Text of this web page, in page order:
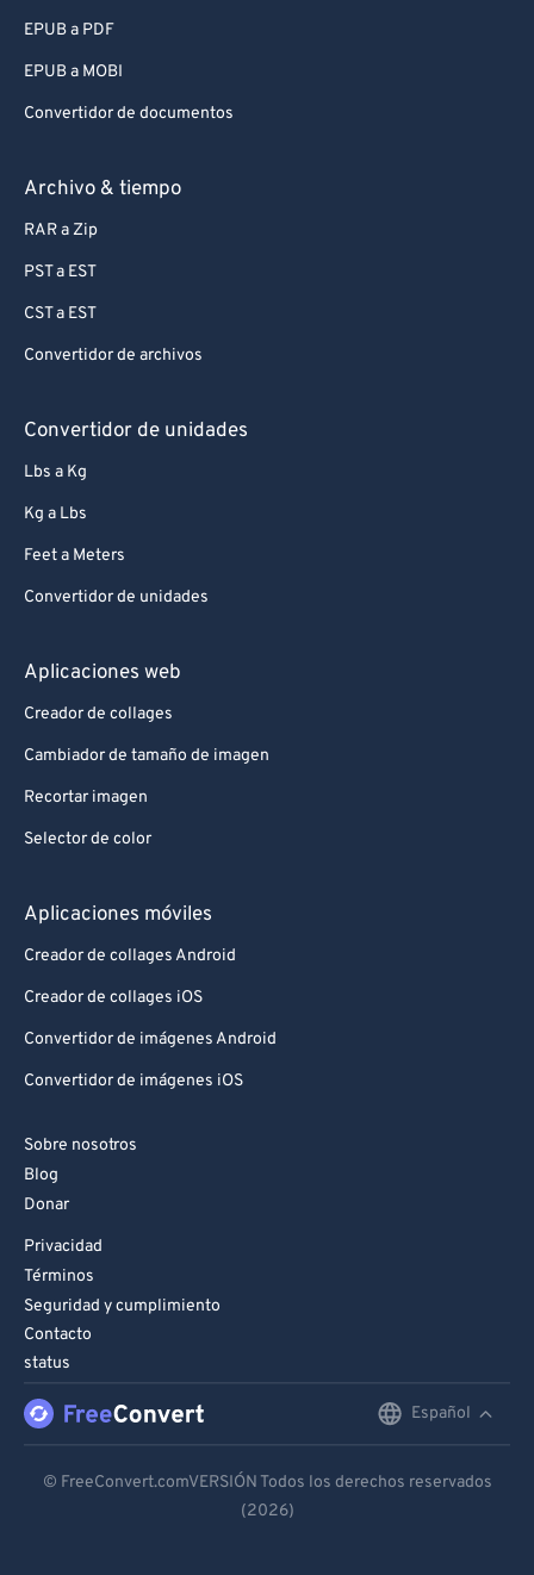
EPUB a PDF
EPUB a MOBI
Convertidor de documentos
Archivo & tiempo
RAR a Zip
PST a EST
CST a EST
Convertidor de archivos
Convertidor de unidades
Lbs a Kg
Kg a Lbs
Feet a Meters
Convertidor de unidades
Aplicaciones web
Creador de collages
Cambiador de tamaño de imagen
Recortar imagen
Selector de color
Aplicaciones móviles
Creador de collages Android
Creador de collages iOS
Convertidor de imágenes Android
Convertidor de imágenes iOS
Sobre nosotros
Blog
Donar
Privacidad
Términos
Seguridad y cumplimiento
Contacto
status
Español
Español
© FreeConvert.comVERSIÓN Todos los derechos reservados
(2026)